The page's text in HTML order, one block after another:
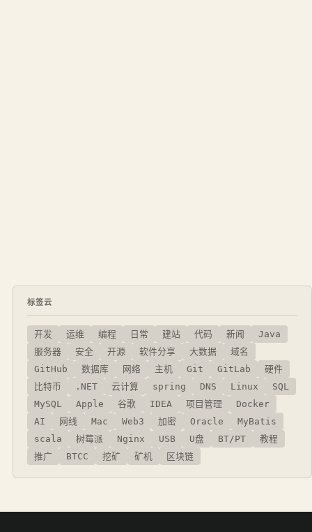
标签云
开发 运维 编程 日常 建站 代码 新闻
Java
服务器
安全 开源 软件分享 大数据
域名
GitHub
数据库 网络 主机 Git GitLab
硬件
比特币
.NET 云计算 spring DNS Linux
SQL
MySQL
Apple 谷歌 IDEA 项目管理
Docker
AI
网线 Mac Web3 加密 Oracle
MyBatis
scala
树莓派 Nginx USB U盘 BT/PT
教程
推广
BTCC 挖矿 矿机 区块链